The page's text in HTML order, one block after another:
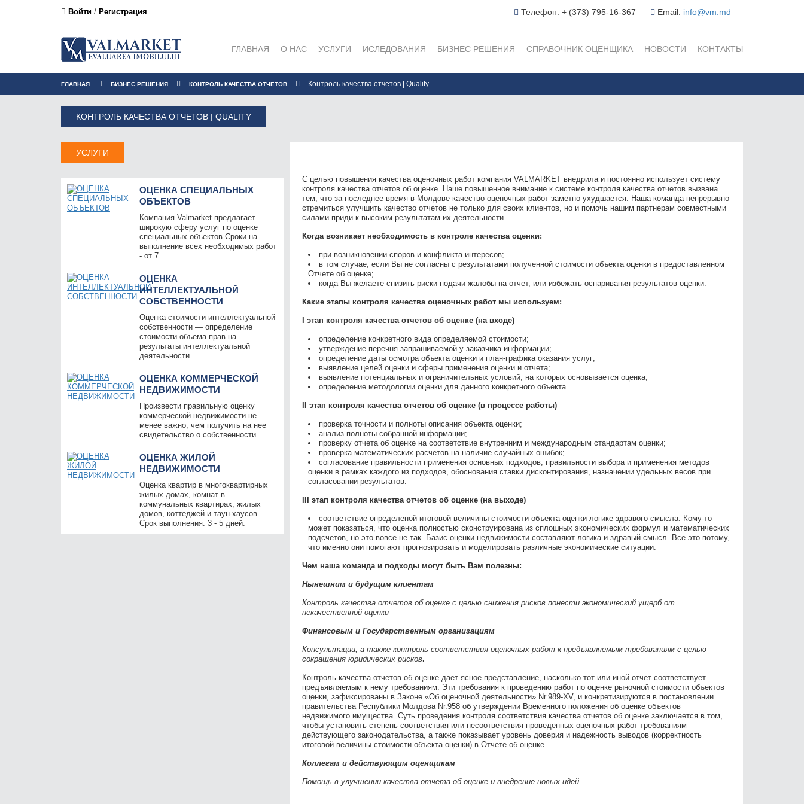
Войти / Регистрация Телефон: + (373) 795-16-367 Email: info@vm.md
ГЛАВНАЯ О НАС УСЛУГИ ИСЛЕДОВАНИЯ БИЗНЕС РЕШЕНИЯ СПРАВОЧНИК ОЦЕНЩИКА НОВОСТИ КОНТАКТЫ
ГЛАВНАЯ БИЗНЕС РЕШЕНИЯ КОНТРОЛЬ КАЧЕСТВА ОТЧЕТОВ Контроль качества отчетов | Quality
КОНТРОЛЬ КАЧЕСТВА ОТЧЕТОВ | QUALITY
УСЛУГИ
ОЦЕНКА СПЕЦИАЛЬНЫХ
ОБЪЕКТОВ
Компания Valmarket предлагает
широкую сферу услуг по оценке
специальных объектов.Сроки на
выполнение всех необходимых работ
- от 7
ОЦЕНКА
ИНТЕЛЛЕКТУАЛЬНОЙ
СОБСТВЕННОСТИ
Оценка стоимости интеллектуальной
собственности — определение
стоимости объема прав на
результаты интеллектуальной
деятельности.
ОЦЕНКА КОММЕРЧЕСКОЙ
НЕДВИЖИМОСТИ
Произвести правильную оценку
коммерческой недвижимости не
менее важно, чем получить на нее
свидетельство о собственности.
ОЦЕНКА ЖИЛОЙ
НЕДВИЖИМОСТИ
Оценка квартир в многоквартирных
жилых домах, комнат в
коммунальных квартирах, жилых
домов, коттеджей и таун-хаусов.
Срок выполнения: 3 - 5 дней.
С целью повышения качества оценочных работ компания VALMARKET внедрила и постоянно использует систему
контроля качества отчетов об оценке. Наше повышенное внимание к системе контроля качества отчетов вызвана
тем, что за последнее время в Молдове качество оценочных работ заметно ухудшается. Наша команда непрерывно
стремиться улучшить качество отчетов не только для своих клиентов, но и помочь нашим партнерам совместными
силами приди к высоким результатам их деятельности.
Когда возникает необходимость в контроле качества оценки:
при возникновении споров и конфликта интересов;
в том случае, если Вы не согласны с результатами полученной стоимости объекта оценки в предоставленном
Отчете об оценке;
когда Вы желаете снизить риски подачи жалобы на отчет, или избежать оспаривания результатов оценки.
Какие этапы контроля качества оценочных работ мы используем:
I этап контроля качества отчетов об оценке (на входе)
определение конкретного вида определяемой стоимости;
утверждение перечня запрашиваемой у заказчика информации;
определение даты осмотра объекта оценки и план-графика оказания услуг;
выявление целей оценки и сферы применения оценки и отчета;
выявление потенциальных и ограничительных условий, на которых основывается оценка;
определение методологии оценки для данного конкретного объекта.
II этап контроля качества отчетов об оценке (в процессе работы)
проверка точности и полноты описания объекта оценки;
анализ полноты собранной информации;
проверку отчета об оценке на соответствие внутренним и международным стандартам оценки;
проверка математических расчетов на наличие случайных ошибок;
согласование правильности применения основных подходов, правильности выбора и применения методов
оценки в рамках каждого из подходов, обоснования ставки дисконтирования, назначении удельных весов при
согласовании результатов.
II этап контроля качества отчетов об оценке (на выходе)
соответствие определеной итоговой величины стоимости объекта оценки логике здравого смысла. Кому-то
может показаться, что оценка полностью сконструирована из сплошных экономических формул и математических
подсчетов, но это вовсе не так. Базис оценки недвижимости составляют логика и здравый смысл. Все это потому,
что именно они помогают прогнозировать и моделировать различные экономические ситуации.
Чем наша команда и подходы могут быть Вам полезны:
Нынешним и будущим клиентам
Контроль качества отчетов об оценке с целью снижения рисков понести экономический ущерб от
некачественной оценки
Финансовым и Государственным организациям
Консультации, а также контроль соответствия оценочных работ к предъявляемым требованиям с целью
сокращения юридических рисков.
Контроль качества отчетов об оценке дает ясное представление, насколько тот или иной отчет соответствует
предъявляемым к нему требованиям. Эти требования к проведению работ по оценке рыночной стоимости объектов
оценки, зафиксированы в Законе «Об оценочной деятельности» Nr.989-XV, и конкретизируются в постановлении
правительства Республики Молдова Nr.958 об утверждении Временного положения об оценке объектов
недвижимого имущества. Суть проведения контроля соответствия качества отчетов об оценке заключается в том,
чтобы установить степень соответствия или несоответствия проведенных оценочных работ требованиям
действующего законодательства, а также показывает уровень доверия и надежность выводов (корректность
итоговой величины стоимости объекта оценки) в Отчете об оценке.
Коллегам и действующим оценщикам
Помощь в улучшении качества отчета об оценке и внедрение новых идей.